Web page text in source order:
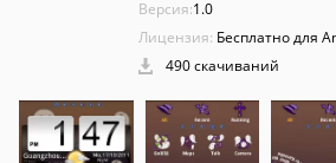
Версия:1.0
Лицензия: Бесплатно для
490 скачиваний